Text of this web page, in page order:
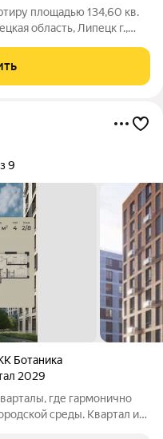
площадью 134,60 кв.
область, Липецк г.,
номер объекта
9
Ботаника
2029
среды. Квартал из